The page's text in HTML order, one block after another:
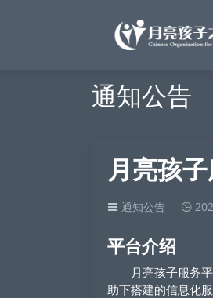
通知公告
月亮孩
通知公告
平台介绍
月亮孩子服务平
助下搭建的信息化